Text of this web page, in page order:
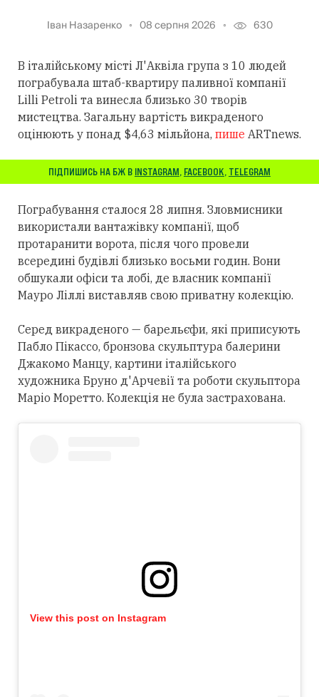
Іван Назаренко 08 серпня 2026 630
В італійському місті Л'Аквіла група з 10 людей
пограбувала штаб-квартиру паливної компанії
Lilli Petroli та винесла близько 30 творів
мистецтва. Загальну вартість викраденого
оцінюють у понад $4,63 мільйона, пише ARTnews.
ПІДПИШИСЬ НА БЖ В INSTAGRAM, FACEBOOK, TELEGRAM
Пограбування сталося 28 липня. Зловмисники
використали вантажівку компанії, щоб
протаранити ворота, після чого провели
всередині будівлі близько восьми годин. Вони
обшукали офіси та лобі, де власник компанії
Мауро Ліллі виставляв свою приватну колекцію.
Серед викраденого — барельєфи, які приписують
Пабло Пікассо, бронзова скульптура балерини
Джакомо Манцу, картини італійського
художника Бруно д'Арчевії та роботи скульптора
Маріо Моретто. Колекція не була застрахована.
View this post on Instagram